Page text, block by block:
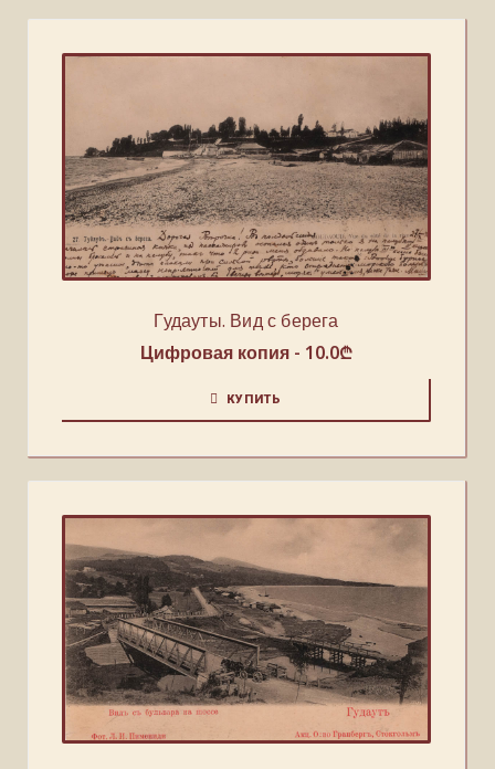
Гудауты. Вид с берега
Цифровая копия - 10.0₾
КУПИТЬ